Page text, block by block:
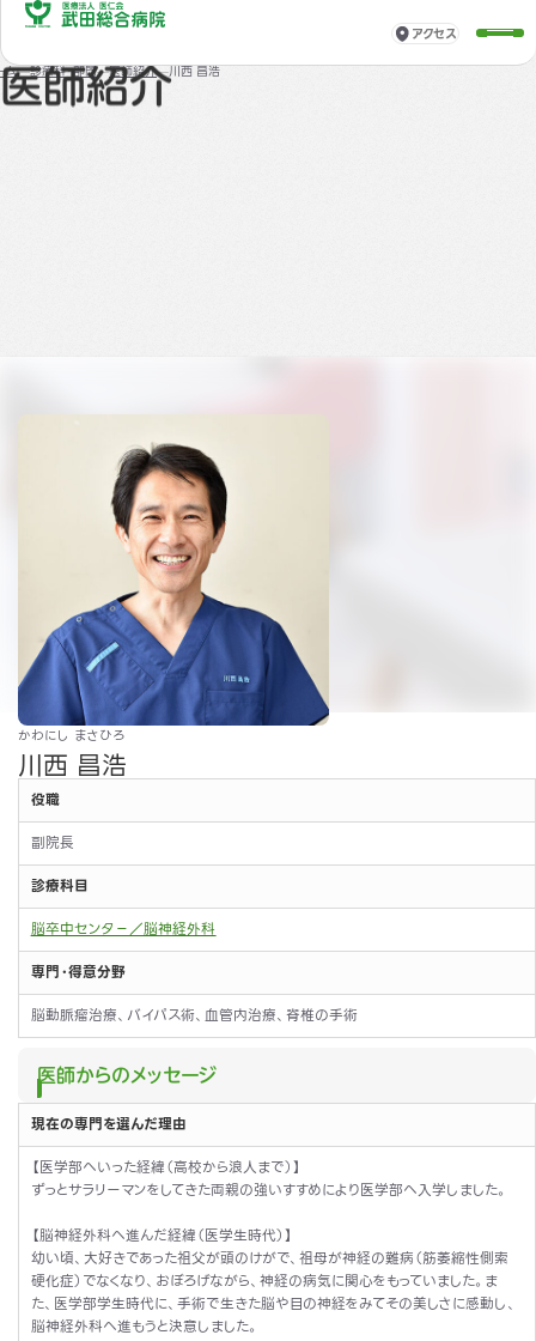
アクセス
ム 診療科・部門 医師紹介 川西 昌浩
診療科・部門
医師紹介
川西 昌浩
かわにし まさひろ
役職
副院長
診療科目
脳卒中センタ－／脳神経外科
専門・得意分野
脳動脈瘤治療、バイパス術、血管内治療、脊椎の手術
医師からのメッセージ
現在の専門を選んだ理由
【医学部へいった経緯（高校から浪人まで）】
ずっとサラリーマンをしてきた両親の強いすすめにより医学部へ入学しました。
【脳神経外科へ進んだ経緯（医学生時代）】
幼い頃、大好きであった祖父が頭のけがで、祖母が神経の難病（筋萎縮性側索
硬化症）でなくなり、おぼろげながら、神経の病気に関心をもっていました。ま
た、医学部学生時代に、手術で生きた脳や目の神経をみてその美しさに感動し、
脳神経外科へ進もうと決意しました。